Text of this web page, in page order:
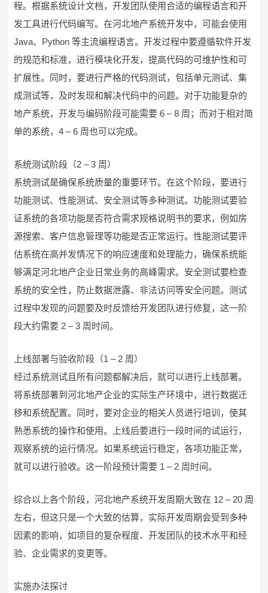
程。根据系统设计文档，开发团队使用合适的编程语言和开
发工具进行代码编写。在河北地产系统开发中，可能会使用
Java、Python 等主流编程语言。开发过程中要遵循软件开发
的规范和标准，进行模块化开发，提高代码的可维护性和可
扩展性。同时，要进行严格的代码测试，包括单元测试、集
成测试等，及时发现和解决代码中的问题。对于功能复杂的
地产系统，开发与编码阶段可能需要 6 – 8 周；而对于相对简
单的系统，4 – 6 周也可以完成。
系统测试阶段（2 – 3 周）
系统测试是确保系统质量的重要环节。在这个阶段，要进行
功能测试、性能测试、安全测试等多种测试。功能测试要验
证系统的各项功能是否符合需求规格说明书的要求，例如房
源搜索、客户信息管理等功能是否正常运行。性能测试要评
估系统在高并发情况下的响应速度和处理能力，确保系统能
够满足河北地产企业日常业务的高峰需求。安全测试要检查
系统的安全性，防止数据泄露、非法访问等安全问题。测试
过程中发现的问题要及时反馈给开发团队进行修复，这一阶
段大约需要 2 – 3 周时间。
上线部署与验收阶段（1 – 2 周）
经过系统测试且所有问题都解决后，就可以进行上线部署。
将系统部署到河北地产企业的实际生产环境中，进行数据迁
移和系统配置。同时，要对企业的相关人员进行培训，使其
熟悉系统的操作和使用。上线后要进行一段时间的试运行，
观察系统的运行情况。如果系统运行稳定，各项功能正常，
就可以进行验收。这一阶段预计需要 1 – 2 周时间。
综合以上各个阶段，河北地产系统开发周期大致在 12 – 20 周
左右，但这只是一个大致的估算，实际开发周期会受到多种
因素的影响，如项目的复杂程度、开发团队的技术水平和经
验、企业需求的变更等。
实施办法探讨